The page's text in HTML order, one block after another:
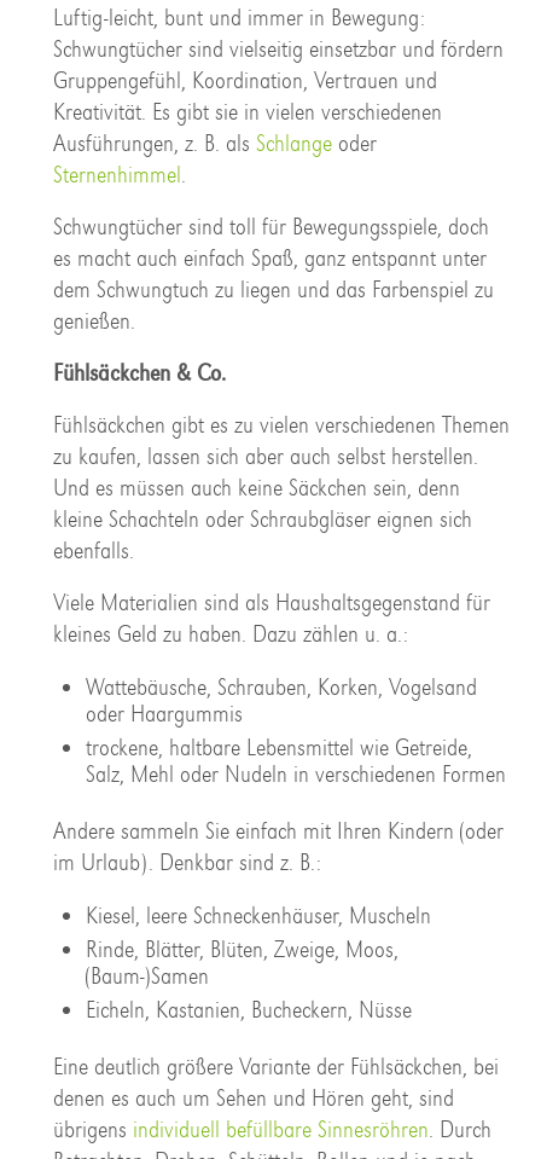
Luftig-leicht, bunt und immer in Bewegung:
Schwungtücher sind vielseitig einsetzbar und fördern
Gruppengefühl, Koordination, Vertrauen und
Kreativität. Es gibt sie in vielen verschiedenen
Ausführungen, z. B. als Schlangeoder
Sternenhimmel.
Schwungtücher sind toll für Bewegungsspiele, doch
es macht auch einfach Spaß, ganz entspannt unter
dem Schwungtuch zu liegen und das Farbenspiel zu
genießen.
Fühlsäckchen & Co.
Fühlsäckchen gibt es zu vielen verschiedenen Themen
zu kaufen, lassen sich aber auch selbst herstellen.
Und es müssen auch keine Säckchen sein, denn
kleine Schachteln oder Schraubgläser eignen sich
ebenfalls.
Viele Materialien sind als Haushaltsgegenstand für
kleines Geld zu haben. Dazu zählen u. a.:
Wattebäusche, Schrauben, Korken, Vogelsand
oder Haargummis
trockene, haltbare Lebensmittel wie Getreide,
Salz, Mehl oder Nudeln in verschiedenen Formen
Andere sammeln Sie einfach mit Ihren Kindern (oder
im Urlaub). Denkbar sind z. B.:
Kiesel, leere Schneckenhäuser, Muscheln
Rinde, Blätter, Blüten, Zweige, Moos,
(Baum-)Samen
Eicheln, Kastanien, Bucheckern, Nüsse
Eine deutlich größere Variante der Fühlsäckchen, bei
denen es auch um Sehen und Hören geht, sind
übrigens individuell befüllbare Sinnesröhren. Durch